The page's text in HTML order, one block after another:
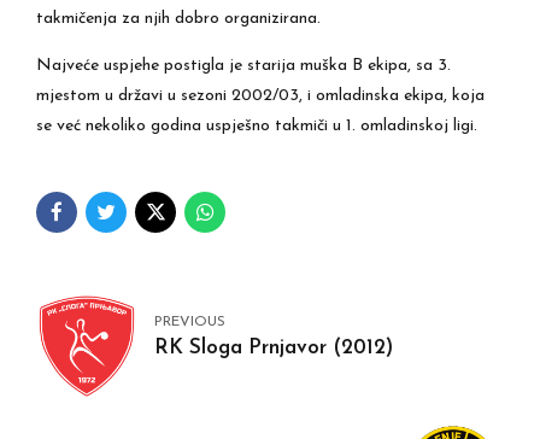
takmičenja za njih dobro organizirana.
Najveće uspjehe postigla je starija muška B ekipa, sa 3.
mjestom u državi u sezoni 2002/03, i omladinska ekipa, koja
se već nekoliko godina uspješno takmiči u 1. omladinskoj ligi.
PREVIOUS
RK Sloga Prnjavor (2012)